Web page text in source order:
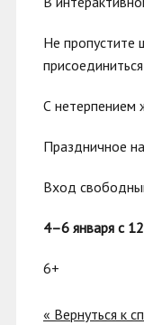
Не пропустите
С нетерпением
Праздничное
Вход
4–6 января с
6+
« Вернуться к